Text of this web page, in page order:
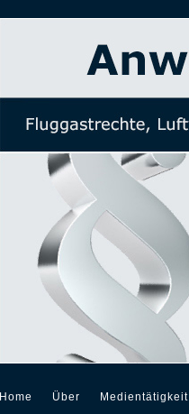
Home Über Medientätigkeit